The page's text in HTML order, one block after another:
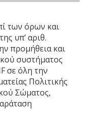
των όρων και
υπ’ αριθ.
προμήθεια και
συστήματος
σε όλη την
Πολιτικής
Σώματος,